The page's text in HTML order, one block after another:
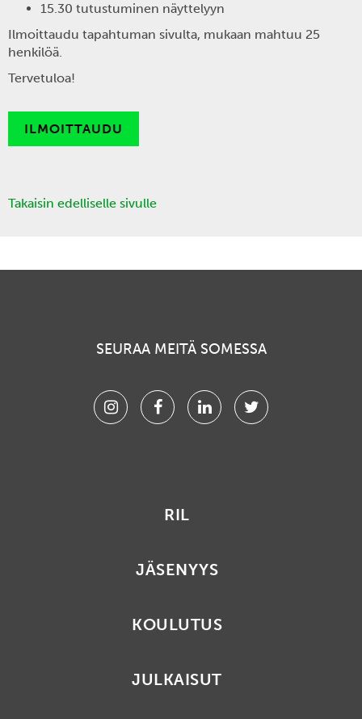
15.30 tutustuminen näyttelyyn
Ilmoittaudu tapahtuman sivulta, mukaan mahtuu 25
henkilöä.
Tervetuloa!
ILMOITTAUDU
Takaisin edelliselle sivulle
SEURAA MEITÄ SOMESSA
InstagramFacebookLinkedinTwitter
RIL
JÄSENYYS
KOULUTUS
JULKAISUT